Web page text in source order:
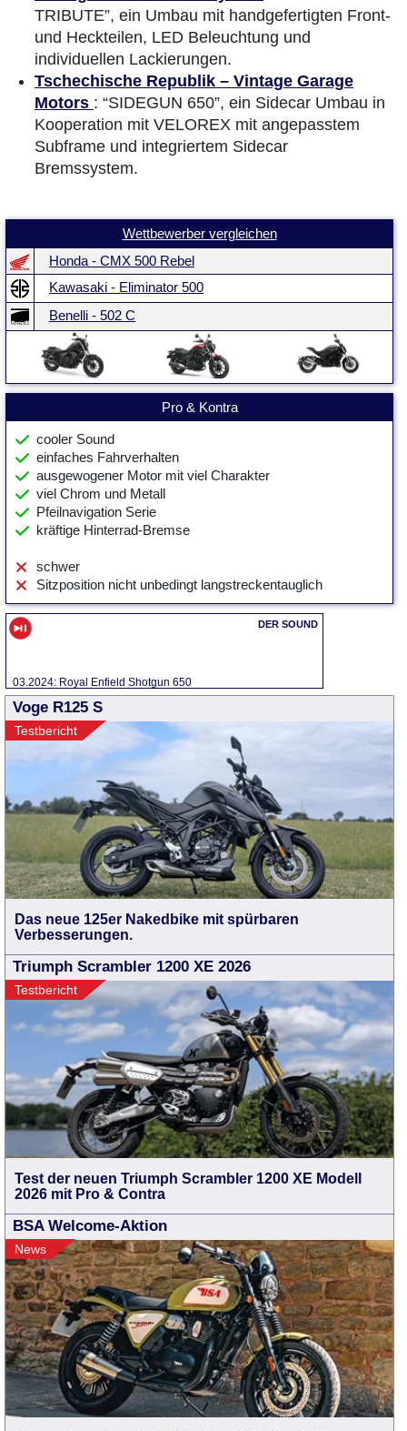
TRIBUTE”, ein Umbau mit handgefertigten Front-
und Heckteilen, LED Beleuchtung und
individuellen Lackierungen.
Tschechische Republik – Vintage Garage
Motors : “SIDEGUN 650”, ein Sidecar Umbau in
Kooperation mit VELOREX mit angepasstem
Subframe und integriertem Sidecar
Bremssystem.
Wettbewerber vergleichen
Honda - CMX 500 Rebel
Kawasaki - Eliminator 500
Benelli - 502 C
Pro & Kontra
cooler Sound
einfaches Fahrverhalten
ausgewogener Motor mit viel Charakter
viel Chrom und Metall
Pfeilnavigation Serie
kräftige Hinterrad-Bremse
schwer
Sitzposition nicht unbedingt langstreckentauglich
03.2024: Royal Enfield Shotgun 650
Voge R125 S
Testbericht
Das neue 125er Nakedbike mit spürbaren
Verbesserungen.
Triumph Scrambler 1200 XE 2026
Testbericht
Test der neuen Triumph Scrambler 1200 XE Modell
2026 mit Pro & Contra
BSA Welcome-Aktion
News